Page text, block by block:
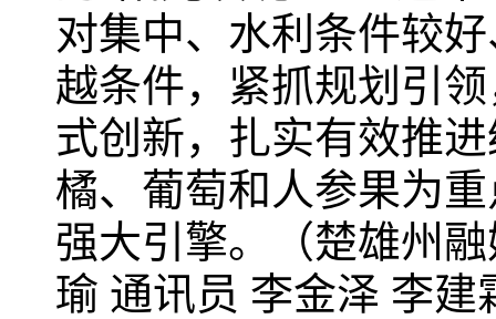
对集中、水利条件较
越条件，紧抓规划引
式创新，扎实有效推
橘、葡萄和人参果为
强大引擎。（楚雄州
瑜 通讯员 李金泽 李建